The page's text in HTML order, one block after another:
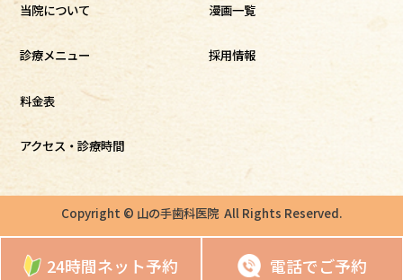
当院について
診療メニュー
料金表
アクセス・診療時間
漫画一覧
採用情報
Copyright © 山の手歯科医院 All Rights Reserved.
24時間ネット予約 電話でご予約